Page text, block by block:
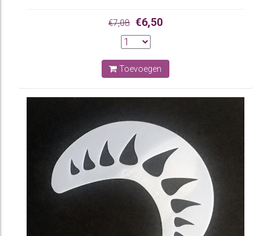
€7,08 €6,50
Toevoegen